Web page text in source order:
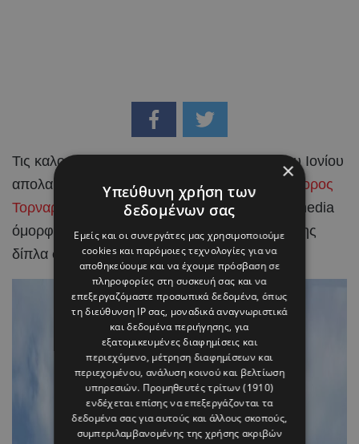
Τις καλοκαιρινές τους
στα νησιά του Ιονίου
απολαμβάνουν η
Ραμόνα Φίλιπ
Χριστόφορος
Τορναρίτης
, μοιράζοντας μέσα από τα social media
όμορφα στιγμιότυπα από τις ημέρες χαλάρωσης
δίπλα στη θάλασσα.
×
Υπεύθυνη χρήση των
δεδομένων σας
Εμείς και οι συνεργάτες μας χρησιμοποιούμε
cookies και παρόμοιες τεχνολογίες για να
αποθηκεύουμε και να έχουμε πρόσβαση σε
πληροφορίες στη συσκευή σας και να
επεξεργαζόμαστε προσωπικά δεδομένα, όπως
τη διεύθυνση IP σας, μοναδικά αναγνωριστικά
και δεδομένα περιήγησης, για
εξατομικευμένες διαφημίσεις και
περιεχόμενο, μέτρηση διαφημίσεων και
περιεχομένου, ανάλυση κοινού και βελτίωση
υπηρεσιών. Προμηθευτές τρίτων (1910)
ενδέχεται επίσης να επεξεργάζονται τα
δεδομένα σας για αυτούς και άλλους σκοπούς,
συμπεριλαμβανομένης της χρήσης ακριβών